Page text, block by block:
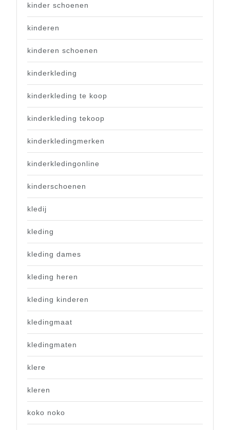
kinder schoenen
kinderen
kinderen schoenen
kinderkleding
kinderkleding te koop
kinderkleding tekoop
kinderkledingmerken
kinderkledingonline
kinderschoenen
kledij
kleding
kleding dames
kleding heren
kleding kinderen
kledingmaat
kledingmaten
klere
kleren
koko noko